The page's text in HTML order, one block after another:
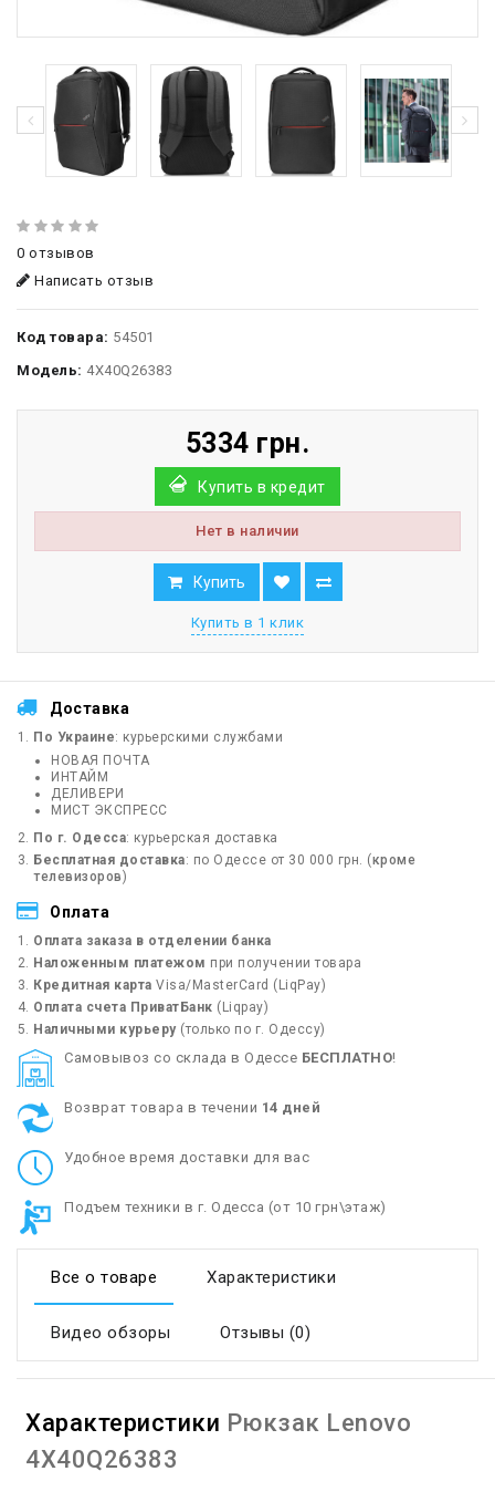
0 отзывов
Написать отзыв
Код товара: 54501
Модель: 4X40Q26383
5334 грн.
Купить в кредит
Нет в наличии
Купить
Купить в 1 клик
Доставка
По Украине: курьерскими службами
НОВАЯ ПОЧТА
ИНТАЙМ
ДЕЛИВЕРИ
МИСТ ЭКСПРЕСС
По г. Одесса: курьерская доставка
Бесплатная доставка: по Одессе от 30 000 грн. (кроме
телевизоров)
Оплата
Оплата заказа в отделении банка
Наложенным платежом при получении товара
Кредитная карта Visa/MasterCard (LiqPay)
Оплата счета ПриватБанк (Liqpay)
Наличными курьеру(только по г. Одессу)
Cамовывоз со склада в Одессе БЕСПЛАТНО!
Возврат товара в течении 14 дней
Удобное время доставки для вас
Подъем техники в г. Одесса (от 10 грн\этаж)
Все о товаре Характеристики
Видео обзоры Отзывы (0)
Характеристики Рюкзак Lenovo
4X40Q26383